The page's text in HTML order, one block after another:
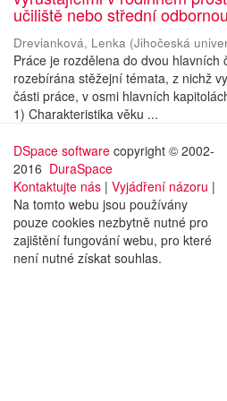
učiliště nebo střední
Drevianková, Lenka (Jihočeská
Práce je rozdělena do dvou hlavních
rozebírána stěžejní témata, z nichž
části práce, v osmi hlavních
1) Charakteristika věku ...
DSpace software copyright © 2002-
2016 DuraSpace
Kontaktujte nás | Vyjádření názoru |
Na tomto webu jsou používány
pouze cookies nezbytně nutné pro
zajištění fungování webu, pro které
není nutné získat souhlas.